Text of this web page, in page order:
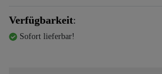
Verfügbarkeit:
Sofort lieferbar!